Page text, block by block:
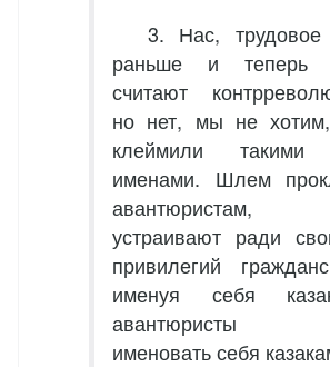
3. Нас, трудовое
раньше и теперь
считают
но нет, мы не
клеймили такими
именами. Шлем
авантюристам,
устраивают ради
привилегий
именуя себя
авантюристы
именовать себя